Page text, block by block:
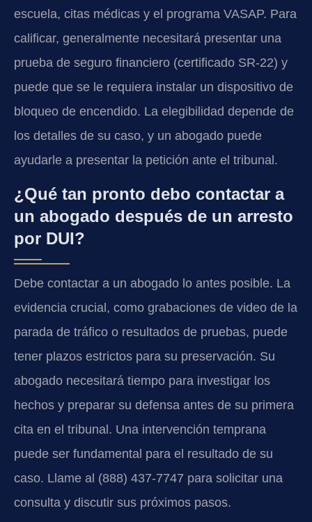
escuela, citas médicas y el programa VASAP. Para
calificar, generalmente necesitará presentar una
prueba de seguro financiero (certificado SR-22) y
puede que se le requiera instalar un dispositivo de
bloqueo de encendido. La elegibilidad depende de
los detalles de su caso, y un abogado puede
ayudarle a presentar la petición ante el tribunal.
¿Qué tan pronto debo contactar a
un abogado después de un arresto
por DUI?
Debe contactar a un abogado lo antes posible. La
evidencia crucial, como grabaciones de video de la
parada de tráfico o resultados de pruebas, puede
tener plazos estrictos para su preservación. Su
abogado necesitará tiempo para investigar los
hechos y preparar su defensa antes de su primera
cita en el tribunal. Una intervención temprana
puede ser fundamental para el resultado de su
caso. Llame al (888) 437-7747 para solicitar una
consulta y discutir sus próximos pasos.